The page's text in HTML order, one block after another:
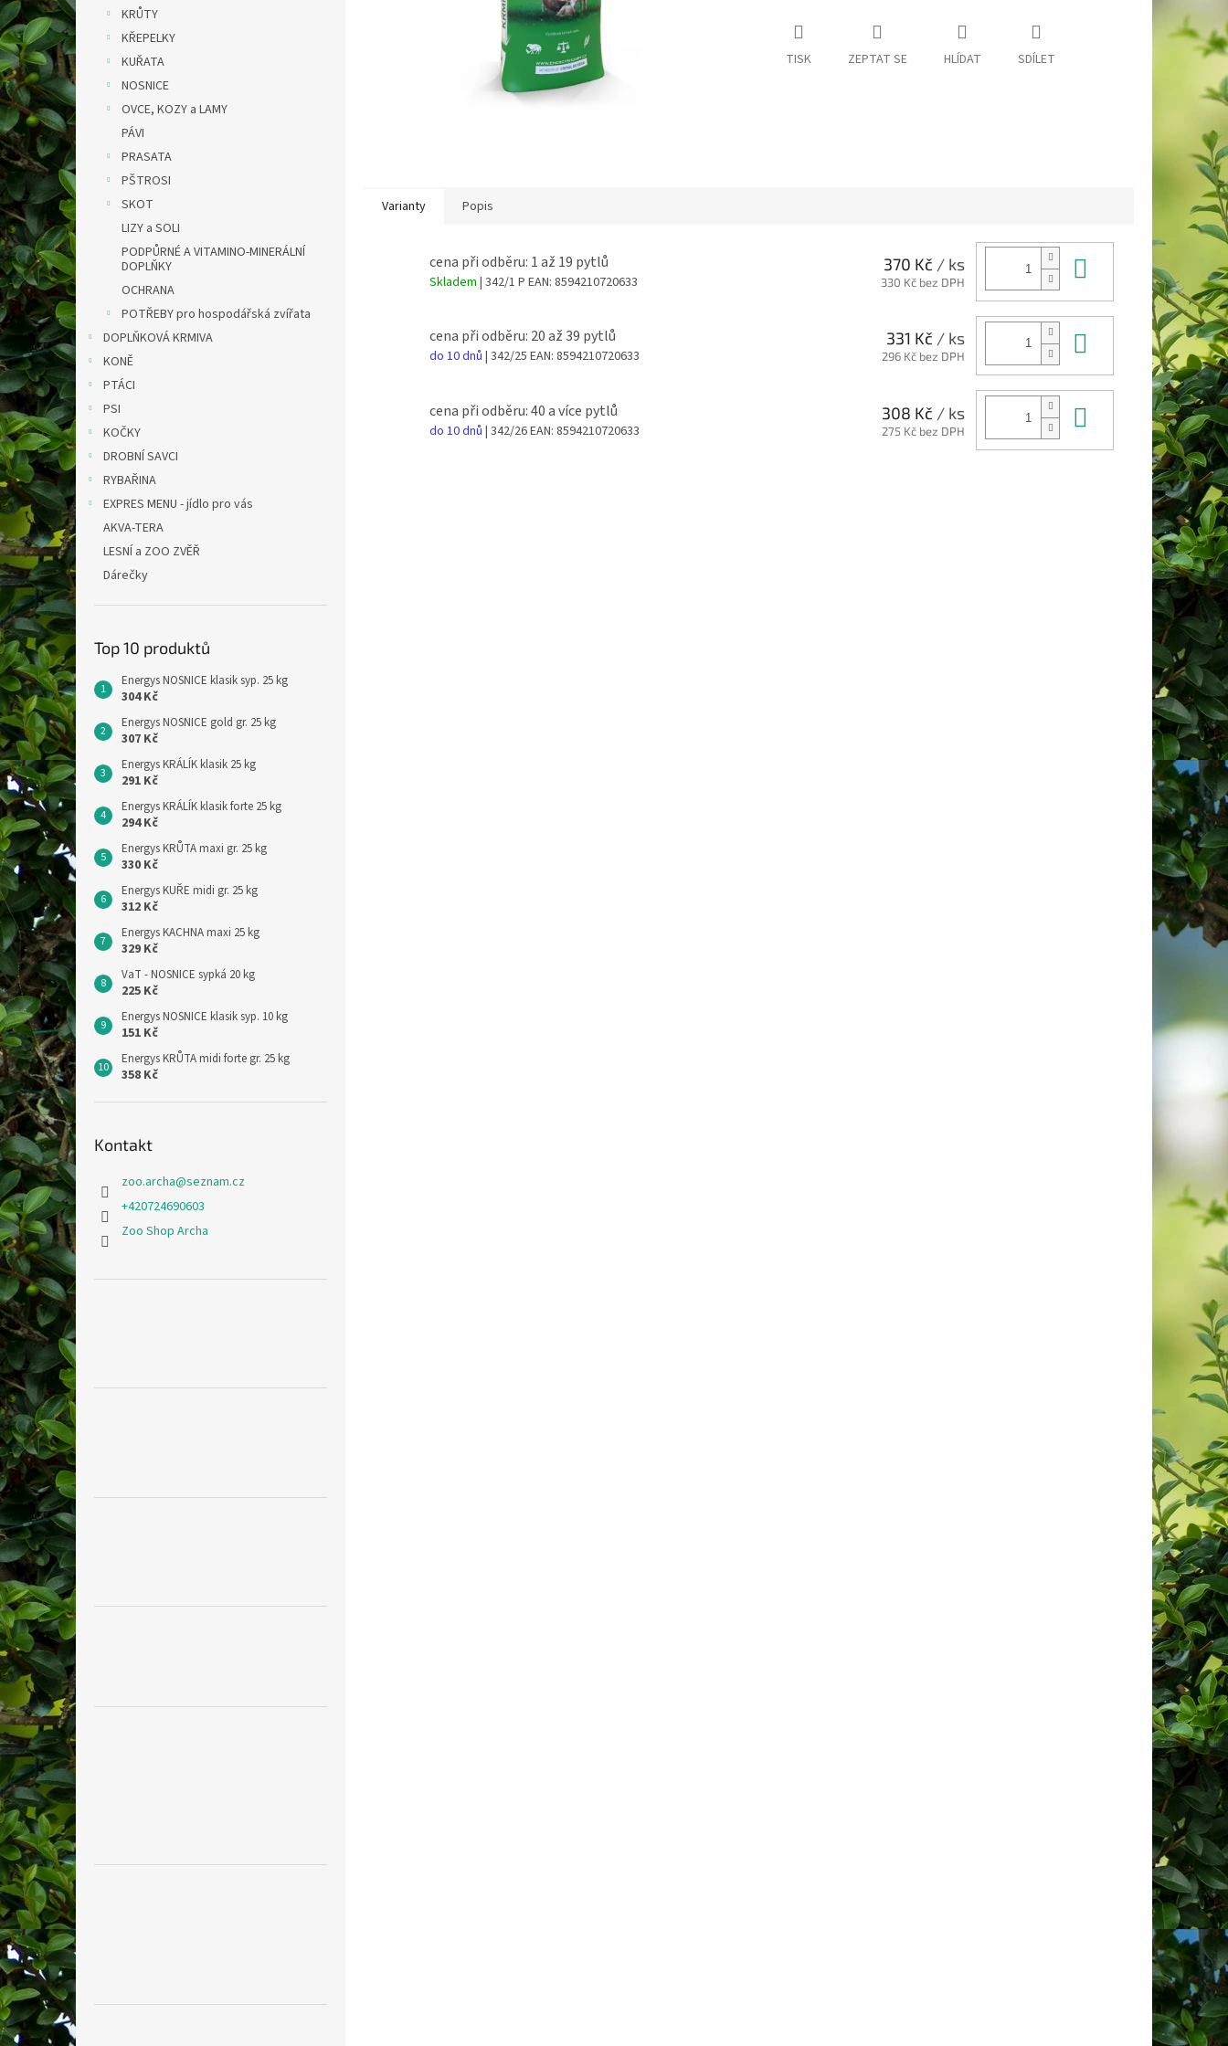
n
e
l
KRŮTY
KŘEPELKY
KUŘATA
NOSNICE
OVCE, KOZY a LAMY
PÁVI
PRASATA
PŠTROSI
SKOT
LIZY a SOLI
PODPŮRNÉ A VITAMINO-MINERÁLNÍ
DOPLŇKY
OCHRANA
POTŘEBY pro hospodářská zvířata
DOPLŇKOVÁ KRMIVA
KONĚ
PTÁCI
PSI
KOČKY
DROBNÍ SAVCI
RYBAŘINA
EXPRES MENU - jídlo pro vás
AKVA-TERA
LESNÍ a ZOO ZVĚŘ
Dárečky
Top 10 produktů
Energys NOSNICE klasik syp. 25 kg
304 Kč
Energys NOSNICE gold gr. 25 kg
307 Kč
Energys KRÁLÍK klasik 25 kg
291 Kč
Energys KRÁLÍK klasik forte 25 kg
294 Kč
Energys KRŮTA maxi gr. 25 kg
330 Kč
Energys KUŘE midi gr. 25 kg
312 Kč
Energys KACHNA maxi 25 kg
329 Kč
VaT - NOSNICE sypká 20 kg
225 Kč
Energys NOSNICE klasik syp. 10 kg
151 Kč
Energys KRŮTA midi forte gr. 25 kg
358 Kč
Kontakt
zoo.archa@seznam.cz
+420724690603
Zoo Shop Archa
TISK ZEPTAT SE HLÍDAT SDÍLET
Varianty Popis
cena při odběru: 1 až 19 pytlů
Skladem | 342/1 P EAN: 8594210720633
370 Kč / ks
330 Kč bez DPH
Do košíku
cena při odběru: 20 až 39 pytlů
do 10 dnů | 342/25 EAN: 8594210720633
331 Kč / ks
296 Kč bez DPH
Do košíku
cena při odběru: 40 a více pytlů
do 10 dnů | 342/26EAN: 8594210720633
308 Kč / ks
275 Kč bez DPH
Do košíku